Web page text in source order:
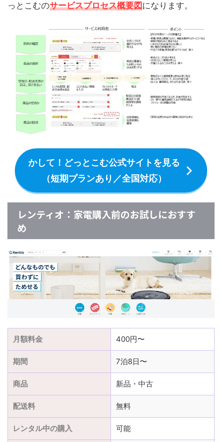
っとこむのサービスプロセス概要図になります。
かして！どっとこむ公式サイトを見る
（短期プランあり／全国対応）
レンティオ：家電購入前のお試しにおすす
め
月額料金 400円〜
期間 7泊8日〜
商品 新品・中古
配送料 無料
レンタル中の購入 可能